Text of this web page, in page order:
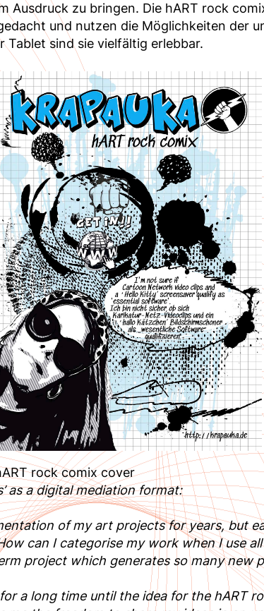
Ausdruck zu bringen. Die hART rock
und nutzen die Möglichkeiten der
sind sie vielfältig erlebbar.
rock comix cover
as a digital mediation format:
of my art projects for years, but
can I categorise my work when I use
project which generates so many
a long time until the idea for the hART